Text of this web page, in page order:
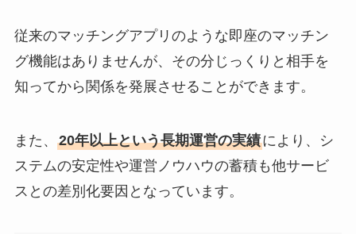
従来のマッチングアプリのような即座のマッチン
グ機能はありませんが、その分じっくりと相手を
知ってから関係を発展させることができます。
また、 20年以上という長期運営の実績により、シ
ステムの安定性や運営ノウハウの蓄積も他サービ
スとの差別化要因となっています。